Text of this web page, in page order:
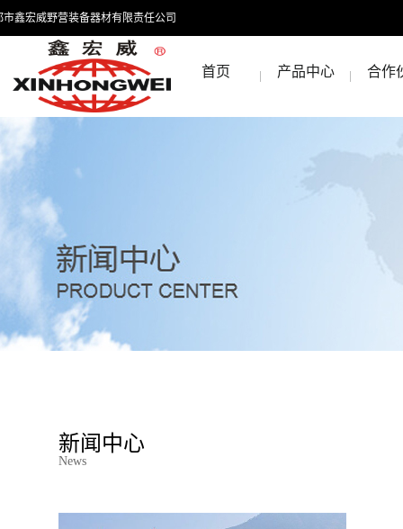
市鑫宏威野营装备器材有限责任公司
首页 产品中心 合作
新闻中心
News